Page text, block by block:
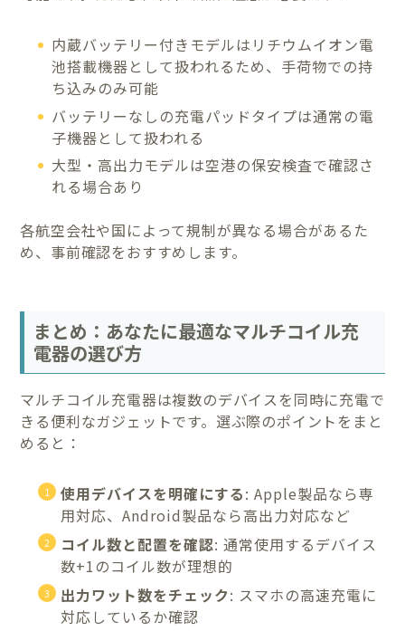
内蔵バッテリー付きモデルはリチウムイオン電
池搭載機器として扱われるため、手荷物での持
ち込みのみ可能
バッテリーなしの充電パッドタイプは通常の電
子機器として扱われる
大型・高出力モデルは空港の保安検査で確認さ
れる場合あり
各航空会社や国によって規制が異なる場合があるた
め、事前確認をおすすめします。
まとめ：あなたに最適なマルチコイル充
電器の選び方
マルチコイル充電器は複数のデバイスを同時に充電で
きる便利なガジェットです。選ぶ際のポイントをまと
めると：
使用デバイスを明確にする: Apple製品なら専
用対応、Android製品なら高出力対応など
コイル数と配置を確認: 通常使用するデバイス
数+1のコイル数が理想的
出力ワット数をチェック: スマホの高速充電に
対応しているか確認